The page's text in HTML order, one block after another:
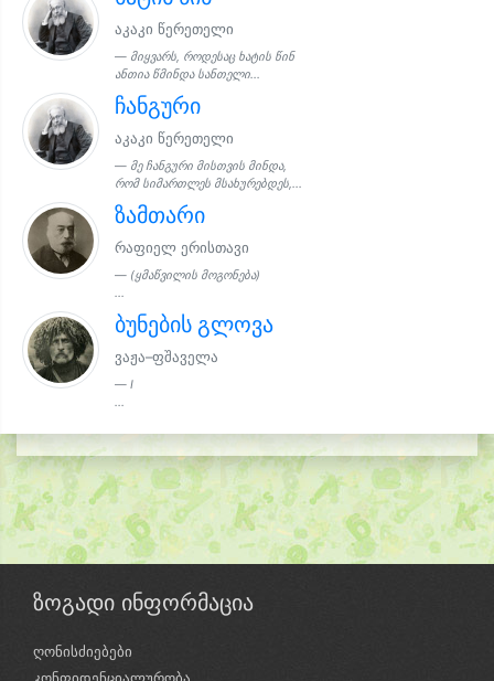
აკაკი წერეთელი
მიყვარს, როდესაც ხატის წინ
ანთია წმინდა სანთელი...
ჩანგური
აკაკი წერეთელი
მე ჩანგური მისთვის მინდა,
რომ სიმართლეს მსახურებდეს,...
ზამთარი
რაფიელ ერისთავი
(ყმაწვილის მოგონება)
...
ბუნების გლოვა
ვაჟა–ფშაველა
Ι
...
ზოგადი ინფორმაცია
ღონისძიებები
კონფიდენციალურობა